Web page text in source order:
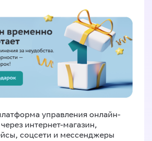
управления онлайн-
интернет-магазин,
соцсети и мессенджеры